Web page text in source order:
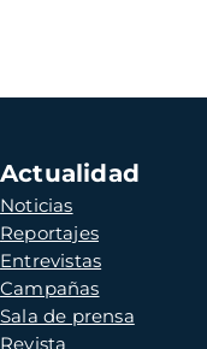
Actualidad
Noticias
Reportajes
Entrevistas
Campañas
Sala de prensa
Revista